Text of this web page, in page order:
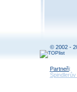
© 2002 -
Partneři:
Špindlerův